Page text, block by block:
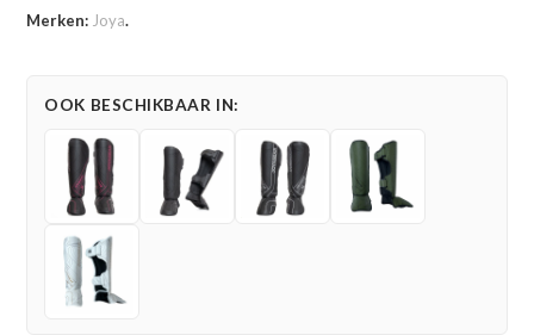
Scheenbeschermers
aantal
Merken: Joya.
OOK BESCHIKBAAR IN: